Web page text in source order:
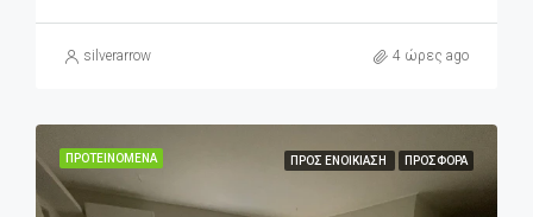
silverarrow 4 ώρες ago
ΠΡΟΤΕΙΝΌΜΕΝΑ ΠΡΟΣ ΕΝΟΙΚΊΑΣΗ ΠΡΟΣΦΟΡΆ